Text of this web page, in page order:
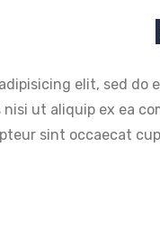
elit, sed
ut aliquip ex ea
sint occaecat